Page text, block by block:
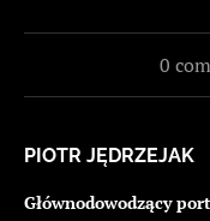
0
PIOTR JĘDRZEJAK
Głównodowodzący